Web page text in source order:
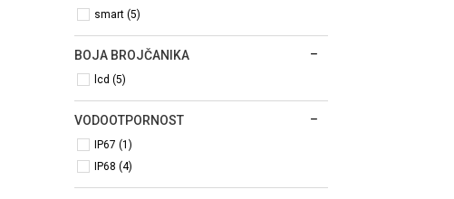
smart (5)
BOJA BROJČANIKA
lcd (5)
VODOOTPORNOST
IP67 (1)
IP68 (4)